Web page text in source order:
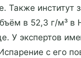
Также институт
в 52,3 г/м³ в
У экспертов
с его